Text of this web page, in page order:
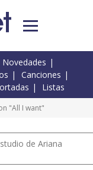
Novedades
Canciones
Listas
"All I want"
de Ariana